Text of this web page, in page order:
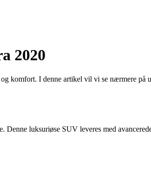
2020
komfort. I denne artikel vil vi se nærmere på
luksuriøse SUV leveres med